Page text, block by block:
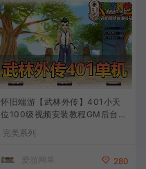
怀旧端游【武林外传】401小天
位100级视频安装教程GM后台-
会员 Je t’aime 分享底子
完美系列
爱游网单 280